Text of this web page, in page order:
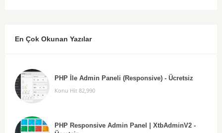
En Çok Okunan Yazılar
PHP İle Admin Paneli (Responsive) - Ücretsiz
Konu Hit 82,990
PHP Responsive Admin Panel | XtbAdminV2 -